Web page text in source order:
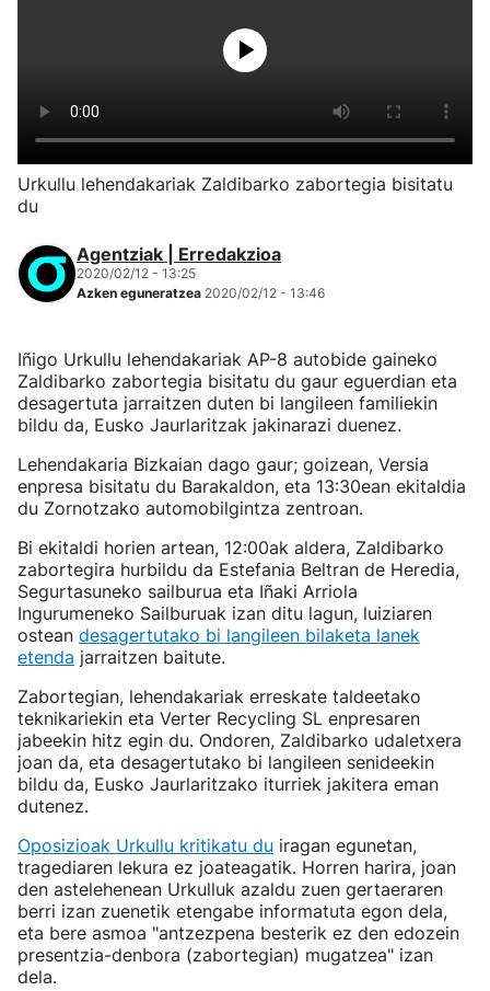
Urkullu lehendakariak Zaldibarko zabortegia bisitatu
du
Agentziak | Erredakzioa
2020/02/12 - 13:25
Azken eguneratzea 2020/02/12 - 13:46
Iñigo Urkullu lehendakariak AP-8 autobide gaineko
Zaldibarko zabortegia bisitatu du gaur eguerdian eta
desagertuta jarraitzen duten bi langileen familiekin
bildu da, Eusko Jaurlaritzak jakinarazi duenez.
Lehendakaria Bizkaian dago gaur; goizean, Versia
enpresa bisitatu du Barakaldon, eta 13:30ean ekitaldia
du Zornotzako automobilgintza zentroan.
Bi ekitaldi horien artean, 12:00ak aldera, Zaldibarko
zabortegira hurbildu da Estefania Beltran de Heredia,
Segurtasuneko sailburua eta Iñaki Arriola
Ingurumeneko Sailburuak izan ditu lagun, luiziaren
ostean desagertutako bi langileen bilaketa lanek
etenda jarraitzen baitute.
Zabortegian, lehendakariak erreskate taldeetako
teknikariekin eta Verter Recycling SL enpresaren
jabeekin hitz egin du. Ondoren, Zaldibarko udaletxera
joan da, eta desagertutako bi langileen senideekin
bildu da, Eusko Jaurlaritzako iturriek jakitera eman
dutenez.
Oposizioak Urkullu kritikatu du iragan egunetan,
tragediaren lekura ez joateagatik. Horren harira, joan
den astelehenean Urkulluk azaldu zuen gertaeraren
berri izan zuenetik etengabe informatuta egon dela,
eta bere asmoa "antzezpena besterik ez den edozein
presentzia-denbora (zabortegian) mugatzea" izan
dela.